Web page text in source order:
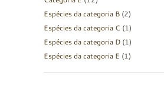
Espécies da categoria B (2)
Espécies da categoria C (1)
Espécies da categoria D (1)
Espécies da categoria E (1)